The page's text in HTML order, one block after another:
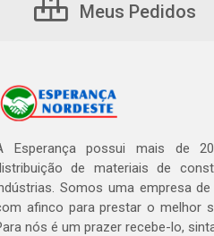
Meus Pedidos
Esperança possui mais de
de materiais de
Somos uma empresa
afinco para prestar o melhor
nós é um prazer recebe-lo,